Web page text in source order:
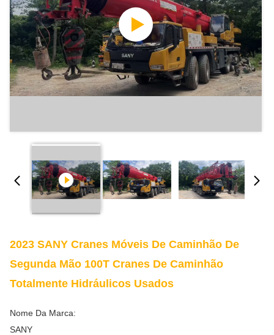
2023 SANY Cranes Móveis De Caminhão De
Segunda Mão 100T Cranes De Caminhão
Totalmente Hidráulicos Usados
Nome Da Marca:
SANY